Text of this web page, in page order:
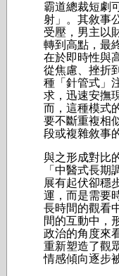
霸道總裁短劇
射」。其敘事
受壓，男主以
轉到高點，最
在於即時性與
從焦慮、挫折
種「針管式」
求，迅速安撫
而，這種模式
要不斷重複相
段或複雜敘事
與之形成對比
「中醫式長期
展有起伏卻穩
運，而是需要
長時間的觀看
間的互動中，
政治的角度來
重新塑造了觀
情感傾向逐步